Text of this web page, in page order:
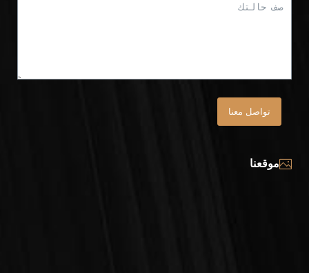
تواصل معنا
موقعنا